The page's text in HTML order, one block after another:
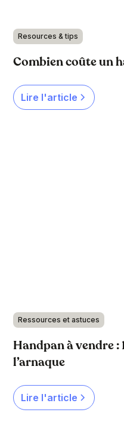
Resources & tips
Combien coûte un
Lire l'article
Ressources et astuces
Handpan à vendre :
l’arnaque
Lire l'article